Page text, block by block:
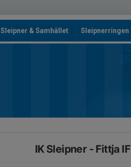
Sleipner & Samhället Sleipnerringen
IK Sleipner - Fittja IF